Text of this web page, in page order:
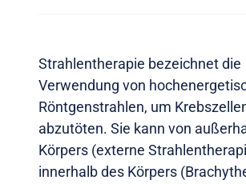
Strahlentherapie bezeichnet die
Verwendung von
Röntgenstrahlen, um
abzutöten. Sie kann von
Körpers (externe
innerhalb des Körpers